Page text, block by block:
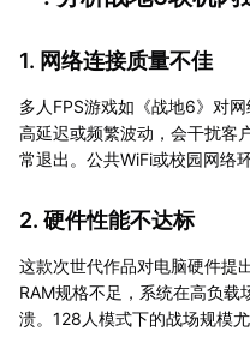
1. 网络连接质量不佳
多人FPS游戏如《战地6》对
高延迟或频繁波动，会干扰客
常退出。公共WiFi或校园网络
2. 硬件性能不达标
这款次世代作品对电脑硬件提
RAM规格不足，系统在高负载
溃。128人模式下的战场规模尤